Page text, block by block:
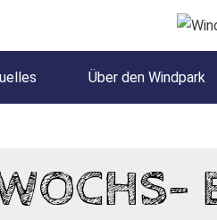
Über den Windpark